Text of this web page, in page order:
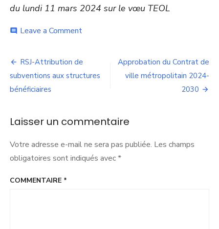
du lundi 11 mars 2024 sur le vœu TEOL
comment Leave a Commenton
le
TEOL
Navigation
de
l’article
RSJ-Attribution de
subventions aux structures
bénéficiaires
Approbation du Contrat de
ville métropolitain 2024-
2030
Laisser un commentaire
Votre adresse e-mail ne sera pas publiée. Les champs
obligatoires sont indiqués avec*
COMMENTAIRE *